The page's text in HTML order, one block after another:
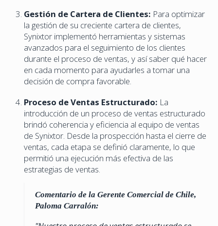
Gestión de Cartera de Clientes: Para optimizar
la gestión de su creciente cartera de clientes,
Synixtor implementó herramientas y sistemas
avanzados para el seguimiento de los clientes
durante el proceso de ventas, y así saber qué hacer
en cada momento para ayudarles a tomar una
decisión de compra favorable.
Proceso de Ventas Estructurado: La
introducción de un proceso de ventas estructurado
brindó coherencia y eficiencia al equipo de ventas
de Synixtor. Desde la prospección hasta el cierre de
ventas, cada etapa se definió claramente, lo que
permitió una ejecución más efectiva de las
estrategias de ventas.
Comentario de la Gerente Comercial de Chile,
Paloma Carralón: